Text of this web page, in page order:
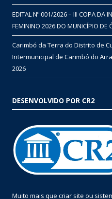
EDITAL Nº 001/2026 – III COPA DA
FEMININO 2026 DO MUNICÍPIO DE
Carimbó da Terra do Distrito de
Intermunicipal de Carimbó do
2026
DESENVOLVIDO POR CR2
Muito mais que criar site ou